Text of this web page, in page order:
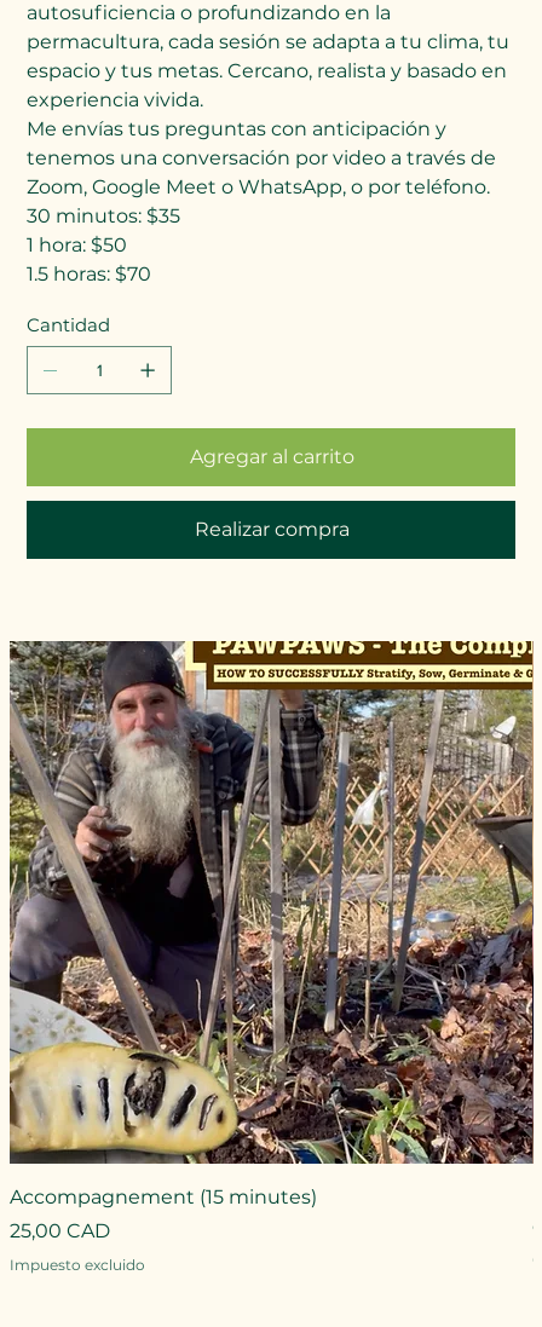
autosuficiencia o profundizando en la
permacultura, cada sesión se adapta a tu clima, tu
espacio y tus metas. Cercano, realista y basado en
experiencia vivida.
Me envías tus preguntas con anticipación y
tenemos una conversación por video a través de
Zoom, Google Meet o WhatsApp, o por teléfono.
30 minutos: $35
1 hora: $50
1.5 horas: $70
Cantidad
Agregar al carrito
Realizar compra
Accompagnement (15 minutes)
Precio
25,00 CAD
Impuesto excluido